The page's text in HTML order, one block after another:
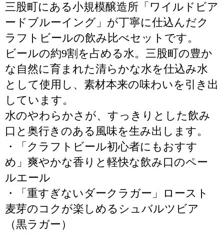
三股町にある小規模醸造所「ワイルドビア
ードブルーイング」が丁寧に仕込んだク
ラフトビールの飲み比べセットです。
ビールの約9割を占める水。三股町の豊か
な自然に育まれた清らかな水を仕込み水
として使用し、素材本来の味わいを引き出
しています。
水のやわらかさが、すっきりとした飲み
口と奥行きのある風味を生み出します。
・「クラフトビール初心者にもおすす
め」爽やかな香りと軽快な飲み口のペー
ルエール
・「重すぎないダークラガー」ロースト
麦芽のコクが楽しめるシュバルツビア
（黒ラガー）